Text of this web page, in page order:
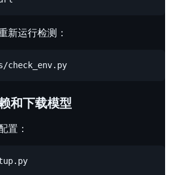
新运行检测：
和下载模型
置：